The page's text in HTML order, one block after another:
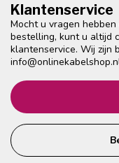
Klantenservice
Mocht u vragen
bestelling, kunt u altijd
klantenservice. Wij zijn